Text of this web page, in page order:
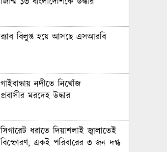
র‌্যাব বিলুপ্ত হয়ে আসছে এসআরবি
গাইবান্ধায় নদীতে নিখোঁজ
প্রবাসীর মরদেহ উদ্ধার
সিগারেট ধরাতে দিয়াশলাই জ্বালাতেই
বিস্ফোরণ, একই পরিবারের ৩ জন দগ্ধ